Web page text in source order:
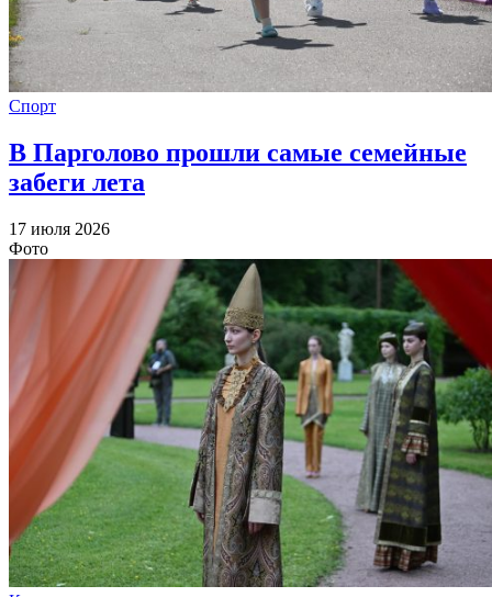
Спорт
В Парголово прошли самые семейные
забеги лета
17 июля 2026
Фото